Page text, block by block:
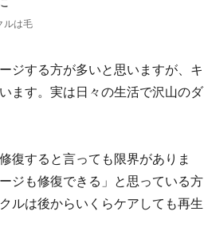
ルは毛
ジする方が多いと思いますが、キ
ます。実は日々の生活で沢山のダ
復すると言っても限界がありま
ジも修復できる」と思っている方
ルは後からいくらケアしても再生